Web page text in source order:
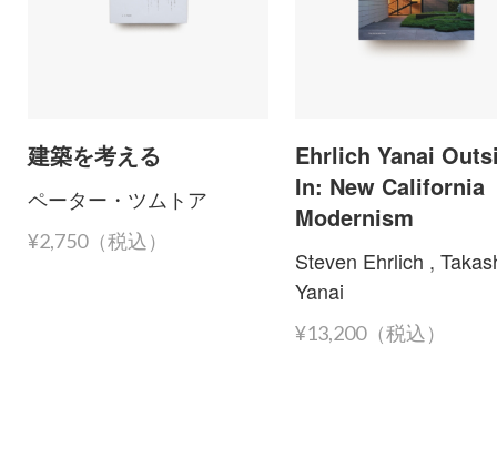
建築を考える
ペーター・ツムトア
¥2,750（税込）
Ehrlich Yanai
In: New California
Modernism
Steven Ehrlich ,
Yanai
¥13,200（税込）